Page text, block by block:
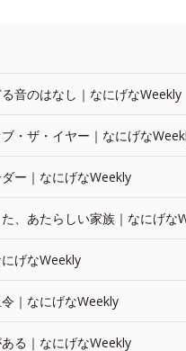
音のはなし｜なにげなWeekly
・ザ・イヤー｜なにげな
ー｜なにげなWeekly
、あたらしい家族｜なにげな
げなWeekly
｜なにげなWeekly
る｜なにげなWeekly